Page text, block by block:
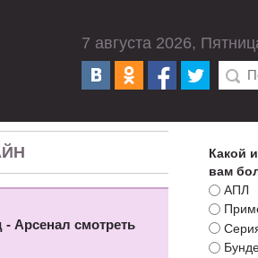
7 августа 2026,
- Арсенал смотреть
Какой
вам
АПЛ